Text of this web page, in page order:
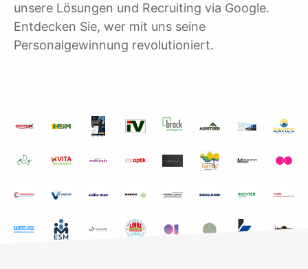
unsere Lösungen und Recruiting via Google.
Entdecken Sie, wer mit uns seine
Personalgewinnung revolutioniert.